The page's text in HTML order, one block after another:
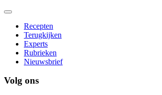
Recepten
Terugkijken
Experts
Rubrieken
Nieuwsbrief
Volg ons